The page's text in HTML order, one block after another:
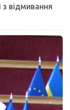
з відмивання